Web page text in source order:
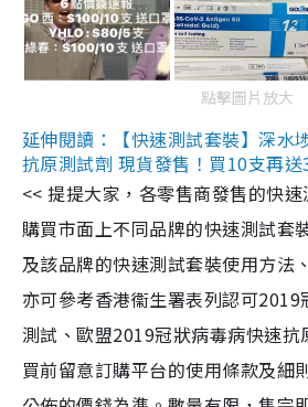
點擊圖片放大
延伸閱讀：【快速測試套裝】深水
抗原測試劑 現貨發售！買10支再
<< 提提大家，各零售商發售的快速
購買市面上不同品牌的快速測試套
及該品牌的快速測試套裝使用方法
亦可參考香港衞生署表列認可
測試、歐盟2019冠狀病毒病快速抗
買前留意訂購平台的使用條款及細